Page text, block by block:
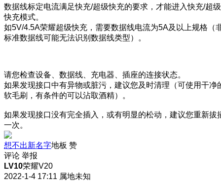
数据线标定电流满足快充/超级快充的要求，才能进入快充/超级
快充模式。
如5V/4.5A荣耀超级快充，需要数据线电流为5A及以上规格（
标准数据线可能无法识别数据线类型）。
请您检查设备、数据线、充电器、插座的连接状态。
如果发现接口中有异物或脏污，建议您及时清理（可使用干净
软毛刷，有条件的可以沾取酒精）。
如果发现接口没有完全插入，或有明显的松动，建议您重新拔
一次。
想不出新名字地板 赞
评论 举报
LV10荣耀V20
2022-1-4 17:11 属地未知